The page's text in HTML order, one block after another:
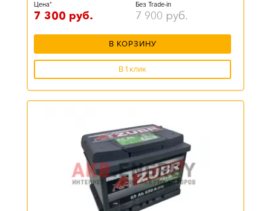
Цена*
7 300 руб.
Без Trade-in
7 900 руб.
В КОРЗИНУ
В 1 клик